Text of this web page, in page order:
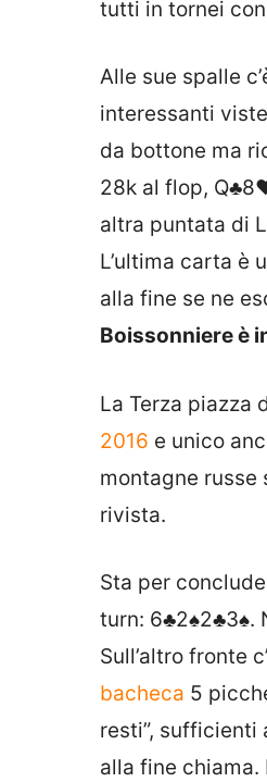
tutti in tornei
Alle sue spalle
interessanti
da bottone ma
28k al flop, Q♣
altra puntata di
L’ultima carta è
alla fine se ne
Boissonniere è
La Terza piazza
2016 e unico
montagne russe
rivista.
Sta per
turn: 6♣2♠2♣3♠.
Sull’altro fronte
bacheca 5
resti”, sufficienti
alla fine